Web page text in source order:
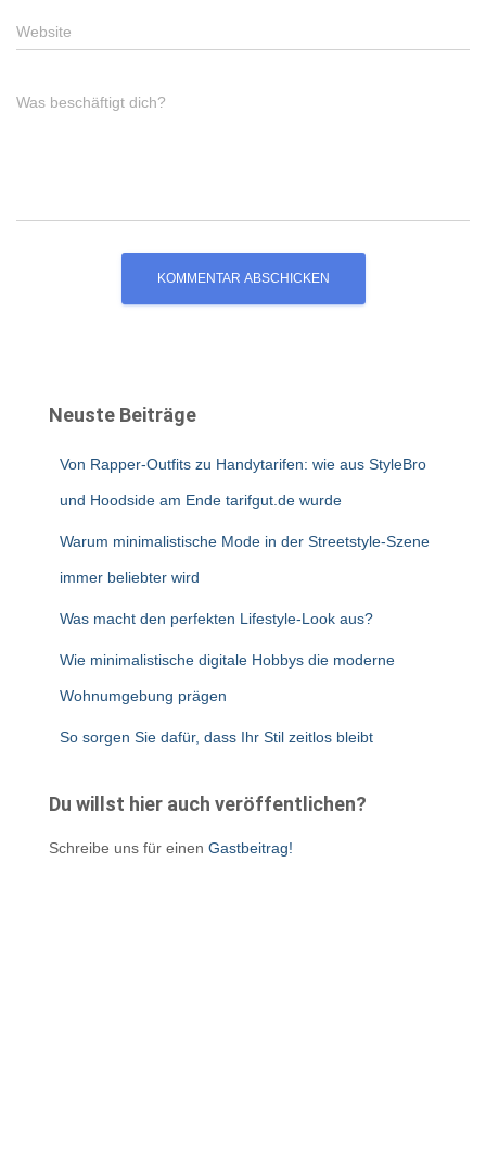
Website
Was beschäftigt dich?
Neuste Beiträge
Von Rapper-Outfits zu Handytarifen: wie aus StyleBro
und Hoodside am Ende tarifgut.de wurde
Warum minimalistische Mode in der Streetstyle-Szene
immer beliebter wird
Was macht den perfekten Lifestyle-Look aus?
Wie minimalistische digitale Hobbys die moderne
Wohnumgebung prägen
So sorgen Sie dafür, dass Ihr Stil zeitlos bleibt
Du willst hier auch veröffentlichen?
Schreibe uns für einen Gastbeitrag!